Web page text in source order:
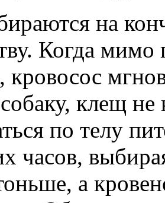
на
Когда мимо
кровосос
клещ не
по телу
часов,
а